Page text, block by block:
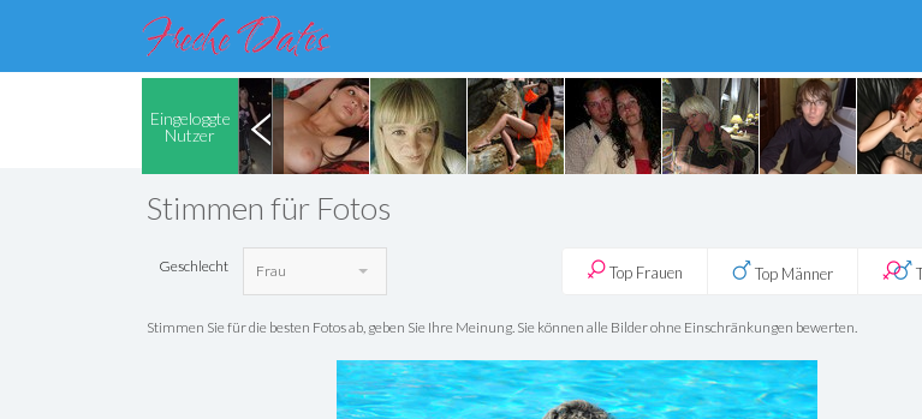
Eingeloggte
Nutzer
Stimmen für Fotos
Geschlecht Frau Top Frauen Top Männer
Stimmen Sie für die besten Fotos ab, geben Sie Ihre Meinung. Sie können alle Bilder ohne Einschränkungen bewerten.